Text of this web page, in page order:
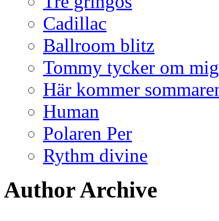
Cadillac
Ballroom blitz
Tommy tycker om mig
Här kommer
Human
Polaren Per
Rythm divine
Author Archive